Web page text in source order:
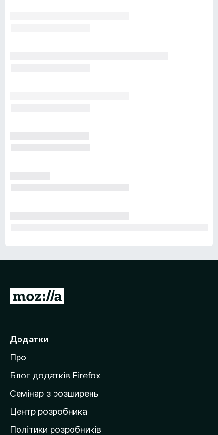
П
е
й
т
и
а
д
о
Додатки
Про
Блог додатків Firefox
Семінар з розширень
Центр розробника
Політики розробників